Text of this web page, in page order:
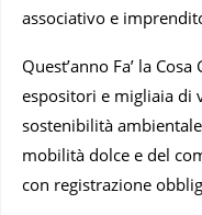
associativo e
Quest’anno Fa’ la
espositori e migliaia di
sostenibilità
mobilità dolce e del
con registrazione